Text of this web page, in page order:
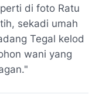
di foto Ratu
sekadi umah
Tegal kelod
wani yang